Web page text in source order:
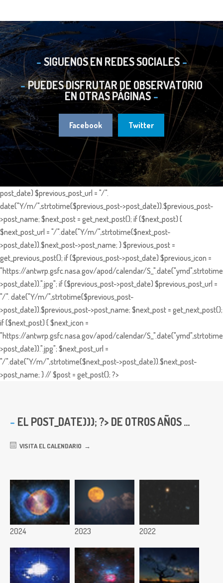
SIGUENOS EN REDES SOCIALES
PUEDES DISFRUTAR DE OBSERVATORIO
EN OTRAS PÁGINAS
Facebook Twitter
post_date) $previous_post_url = "/".
date("Y/m/",strtotime($previous_post->post_date)).$previous_post-
>post_name; $next_post = get_next_post(); if ($next_post) {
$next_post_url = "/".date("Y/m/",strtotime($next_post-
>post_date)).$next_post->post_name; } $previous_post =
get_previous_post(); if ($previous_post->post_date) $previous_icon =
"https://antwrp.gsfc.nasa.gov/apod/calendar/
>post_date)).".jpg"; if ($previous_post->post_date) $previous_post_url =
"/". date("Y/m/",strtotime($previous_post-
>post_date)).$previous_post->post_name; $next_post = get_next_post();
if ($next_post) { $next_icon =
"https://antwrp.gsfc.nasa.gov/apod/calendar/
>post_date)).".jpg"; $next_post_url =
"/".date("Y/m/",strtotime($next_post->post_date)).$next_post-
>post_name; } // $post = get_post(); ?>
EL POST_DATE))); ?> DE OTROS AÑOS ...
VISITA EL CALENDARIO
2024 2023 2022